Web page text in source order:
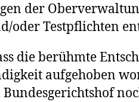
der
oder Testpflichten
die berühmte
aufgehoben
Bundesgerichtshof